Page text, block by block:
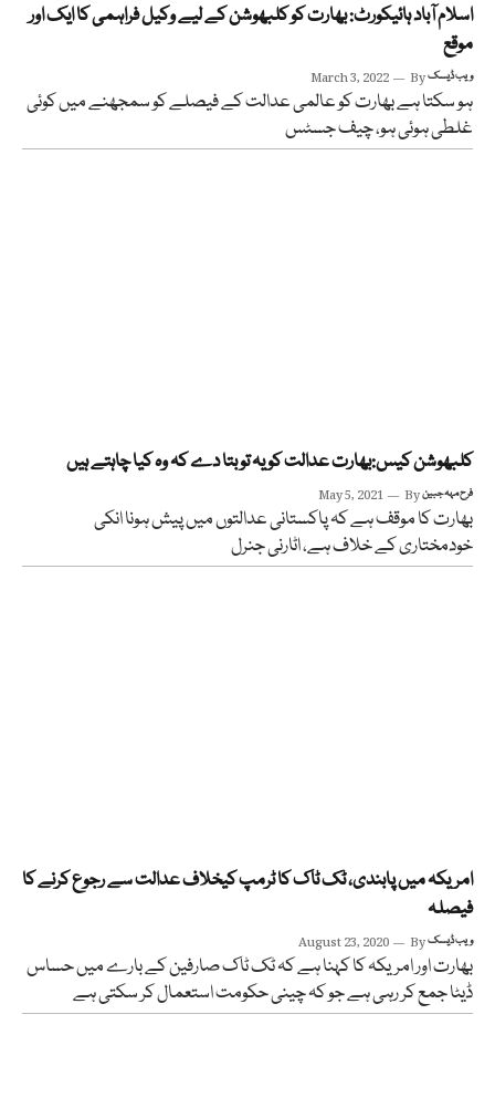
اسلام آباد ہائیکورٹ: بھارت کو کلبھوشن کے لیے وکیل فراہمی کا ایک اور
موقع
March 3, 2022 Byویب ڈیسک
ہو سکتا ہے بھارت کو عالمی عدالت کے فیصلے کو سمجھنے میں کوئی
غلطی ہوئی ہو، چیف جسٹس
کلبھوشن کیس:بھارت عدالت کو یہ تو بتا دے کہ وہ کیا چاہتے ہیں
May 5, 2021 Byفرح مہہ جبین
بھارت کا موقف ہے کہ پاکستانی عدالتوں میں پیش ہونا انکی
خودمختاری کے خلاف ہے، اٹارنی جنرل
امریکہ میں پابندی، ٹک ٹاک کا ٹرمپ کیخلاف عدالت سے رجوع کرنے کا
فیصلہ
August 23, 2020 Byویب ڈیسک
بھارت اور امریکہ کا کہنا ہے کہ ٹک ٹاک صارفین کے بارے میں حساس
ڈیٹا جمع کر رہی ہے جو کہ چینی حکومت استعمال کر سکتی ہے